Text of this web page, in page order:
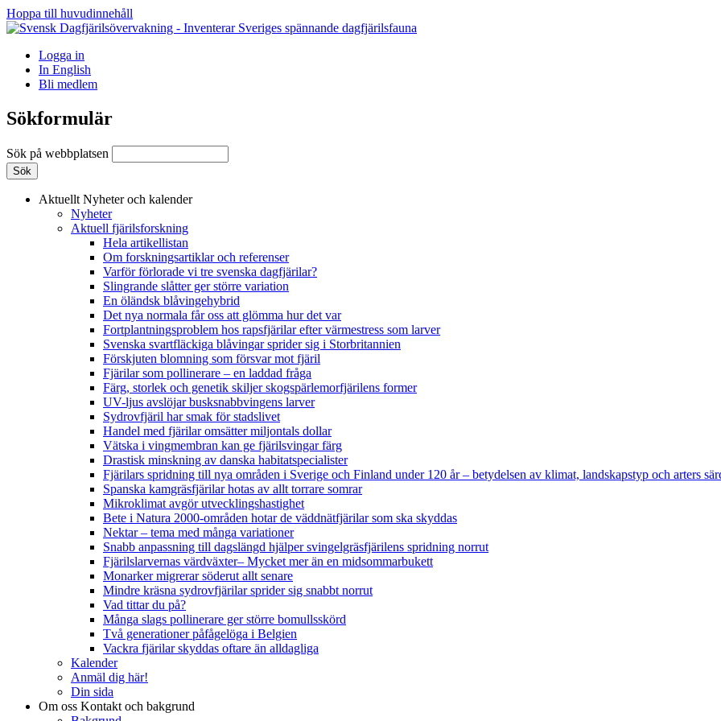
Hoppa till huvudinnehåll
Logga in
In English
Bli medlem
Sökformulär
Sök på webbplatsen
Aktuellt Nyheter och kalender
Nyheter
Aktuell fjärilsforskning
Hela artikellistan
Om forskningsartiklar och referenser
Varför förlorade vi tre svenska dagfjärilar?
Slingrande slåtter ger större variation
En öländsk blåvingehybrid
Det nya normala får oss att glömma hur det var
Fortplantningsproblem hos rapsfjärilar efter värmestress som larver
Svenska svartfläckiga blåvingar sprider sig i Storbritannien
Förskjuten blomning som försvar mot fjäril
Fjärilar som pollinerare – en laddad fråga
Färg, storlek och genetik skiljer skogspärlemorfjärilens former
UV-ljus avslöjar busksnabbvingens larver
Sydrovfjäril har smak för stadslivet
Handel med fjärilar omsätter miljontals dollar
Vätska i vingmembran kan ge fjärilsvingar färg
Drastisk minskning av danska habitatspecialister
Fjärilars spridning till nya områden i Sverige och Finland under 120 år– betydelsen av klimat, landskapstyp och arters
Spanska kamgräsfjärilar hotas av allt torrare somrar
Mikroklimat avgör utvecklingshastighet
Bete i Natura 2000-områden hotar de väddnätfjärilar som ska skyddas
Nektar – tema med många variationer
Snabb anpassning till dagslängd hjälper svingelgräsfjärilens spridning norrut
Fjärilslarvernas värdväxter– Mycket mer än en midsommarbukett
Monarker migrerar söderut allt senare
Mindre kräsna sydrovfjärilar sprider sig snabbt norrut
Vad tittar du på?
Många slags pollinerare ger större bomullsskörd
Två generationer påfågelöga i Belgien
Vackra fjärilar skyddas oftare än alldagliga
Kalender
Anmäl dig här!
Din sida
Om oss Kontakt och bakgrund